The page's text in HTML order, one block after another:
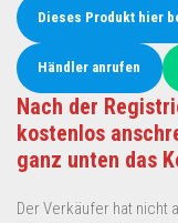
Dieses Produkt hier
Händler anrufen
Nach der
kostenlos
ganz unten das
Der Verkäufer hat nicht